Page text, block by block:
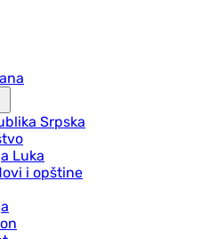
Srpska
Luka
i opštine